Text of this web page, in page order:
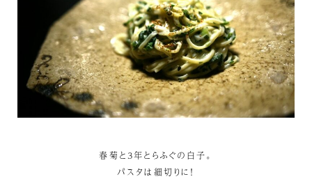
春菊と3年とらふぐの白子。
パスタは細切りに！